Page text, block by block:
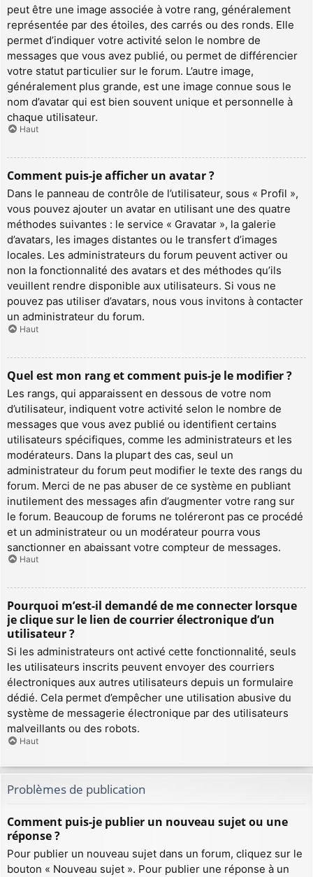
peut être une image associée à votre rang, généralement
représentée par des étoiles, des carrés ou des ronds. Elle
permet d’indiquer votre activité selon le nombre de
messages que vous avez publié, ou permet de différencier
votre statut particulier sur le forum. L’autre image,
généralement plus grande, est une image connue sous le
nom d’avatar qui est bien souvent unique et personnelle à
chaque utilisateur.
Haut
Comment puis-je afficher un avatar ?
Dans le panneau de contrôle de l’utilisateur, sous « Profil »,
vous pouvez ajouter un avatar en utilisant une des quatre
méthodes suivantes : le service « Gravatar », la galerie
d’avatars, les images distantes ou le transfert d’images
locales. Les administrateurs du forum peuvent activer ou
non la fonctionnalité des avatars et des méthodes qu’ils
veuillent rendre disponible aux utilisateurs. Si vous ne
pouvez pas utiliser d’avatars, nous vous invitons à contacter
un administrateur du forum.
Haut
Quel est mon rang et comment puis-je le modifier ?
Les rangs, qui apparaissent en dessous de votre nom
d’utilisateur, indiquent votre activité selon le nombre de
messages que vous avez publié ou identifient certains
utilisateurs spécifiques, comme les administrateurs et les
modérateurs. Dans la plupart des cas, seul un
administrateur du forum peut modifier le texte des rangs du
forum. Merci de ne pas abuser de ce système en publiant
inutilement des messages afin d’augmenter votre rang sur
le forum. Beaucoup de forums ne toléreront pas ce procédé
et un administrateur ou un modérateur pourra vous
sanctionner en abaissant votre compteur de messages.
Haut
Pourquoi m’est-il demandé de me connecter lorsque
je clique sur le lien de courrier électronique d’un
utilisateur ?
Si les administrateurs ont activé cette fonctionnalité, seuls
les utilisateurs inscrits peuvent envoyer des courriers
électroniques aux autres utilisateurs depuis un formulaire
dédié. Cela permet d’empêcher une utilisation abusive du
système de messagerie électronique par des utilisateurs
malveillants ou des robots.
Haut
Problèmes de publication
Comment puis-je publier un nouveau sujet ou une
réponse ?
Pour publier un nouveau sujet dans un forum, cliquez sur le
bouton « Nouveau sujet ». Pour publier une réponse à un